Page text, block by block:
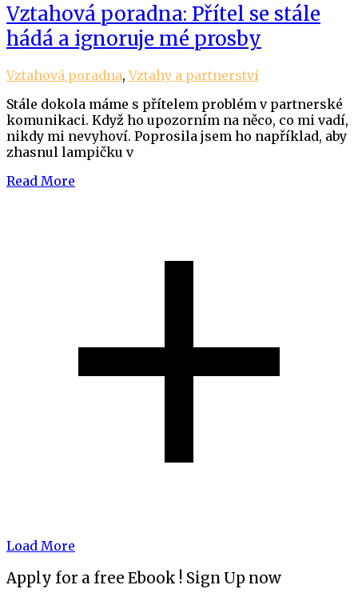
Vztahová poradna: Přítel se stále
hádá a ignoruje mé prosby
Vztahová poradna,Vztahy a partnerství
Stále dokola máme s přítelem problém v partnerské
komunikaci. Když ho upozorním na něco, co mi vadí,
nikdy mi nevyhoví. Poprosila jsem ho například, aby
zhasnul lampičku v
Read More
Load More
Apply for a free Ebook ! Sign Up now